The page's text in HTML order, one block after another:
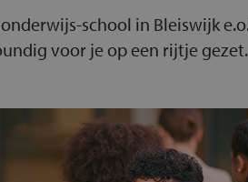
school in Bleiswijk
voor je op een rijtje gezet.